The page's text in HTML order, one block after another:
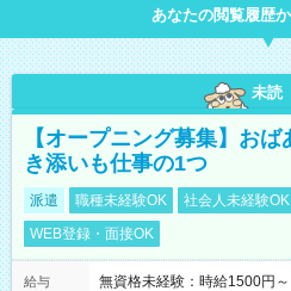
あなたの閲覧履歴
未読
【オープニング募集】お
き添いも仕事の1つ
派遣 職種未経験OK 社会人未経験OK
WEB登録・面接OK
給与
無資格未経験：時給1500